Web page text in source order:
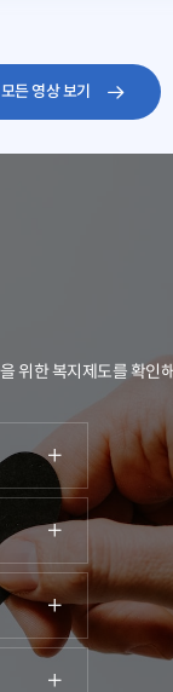
모든 영상 보기
위한 복지제도를 확인